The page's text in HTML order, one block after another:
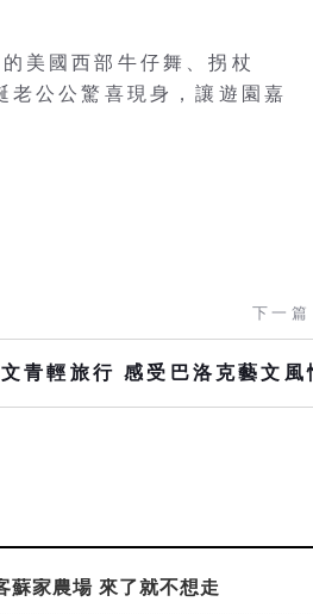
美國西部牛仔舞、拐杖
公公驚喜現身，讓遊園嘉
下一篇
青輕旅行 感受巴洛克藝文風
蘇家農場 來了就不想走